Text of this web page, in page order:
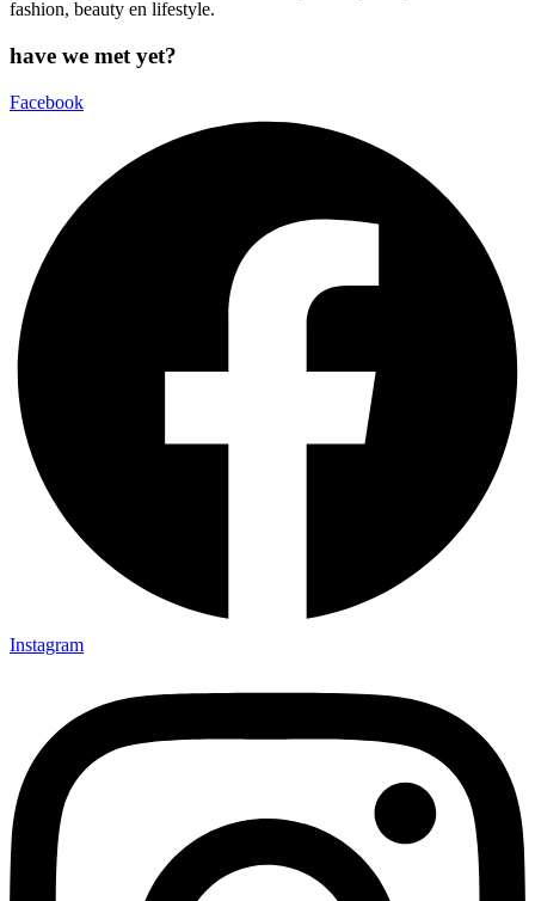
fashion, beauty en lifestyle.
have we met yet?
Facebook
Instagram